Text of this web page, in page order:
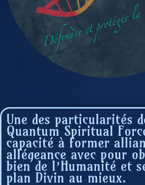
Une des particularités
Quantum Spiritual
capacité à former
allégeance avec pour
bien de l’Humanité et
plan Divin au mieux.